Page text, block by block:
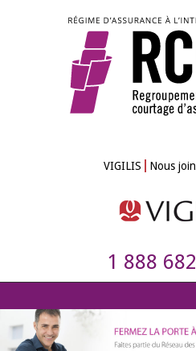
VIGILIS Nous
1 888